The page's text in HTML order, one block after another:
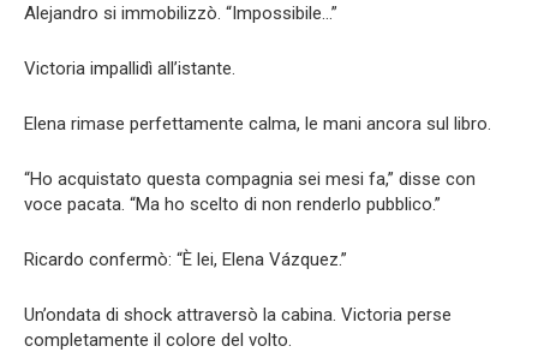
Alejandro si immobilizzò. “Impossibile…”
Victoria impallidì all’istante.
Elena rimase perfettamente calma, le mani ancora sul libro.
“Ho acquistato questa compagnia sei mesi fa,” disse con
voce pacata. “Ma ho scelto di non renderlo pubblico.”
Ricardo confermò: “È lei, Elena Vázquez.”
Un’ondata di shock attraversò la cabina. Victoria perse
completamente il colore del volto.